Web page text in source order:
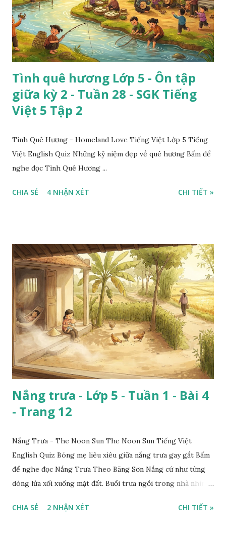
Tình quê hương Lớp 5 - Ôn tập
giữa kỳ 2 - Tuần 28 - SGK Tiếng
Việt 5 Tập 2
Tình Quê Hương - Homeland Love Tiếng Việt Lớp 5 Tiếng
Việt English Quiz Những kỷ niệm đẹp về quê hương Bấm để
nghe đọc Tình Quê Hương ...
CHIA SẺ 4 NHẬN XÉT CHI TIẾT »
Nắng trưa - Lớp 5 - Tuần 1 - Bài 4
- Trang 12
Nắng Trưa - The Noon Sun The Noon Sun Tiếng Việt
English Quiz Bóng mẹ liêu xiêu giữa nắng trưa gay gắt Bấm
để nghe đọc Nắng Trưa Theo Băng Sơn Nắng cứ như từng
dòng lửa xối xuống mặt đất. Buổi trưa ngồi trong nhà nhìn
CHIA SẺ 2 NHẬN XÉT CHI TIẾT »